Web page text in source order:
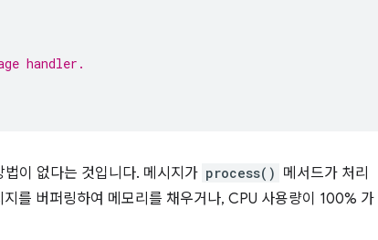
handler.
이 없다는 것입니다. 메시지가 process() 메서드가 처리
를 버퍼링하여 메모리를 채우거나, CPU 사용량이 100% 가